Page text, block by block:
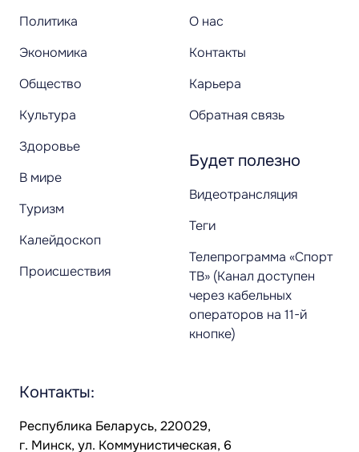
Политика
Экономика
Общество
Культура
Здоровье
В мире
Туризм
Калейдоскоп
Происшествия
О нас
Контакты
Карьера
Обратная связь
Будет полезно
Видеотрансляция
Теги
Телепрограмма «Спорт
ТВ» (Канал доступен
через кабельных
операторов на 11-й
кнопке)
Контакты:
Республика Беларусь, 220029,
г. Минск, ул. Коммунистическая, 6